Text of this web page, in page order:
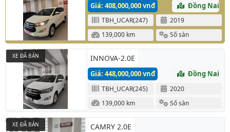
Giá: 408,000,000 vnđ Đồng Nai
TBH_UCAR(247)
2019
139,000 km
Số sàn
INNOVA-2.0E
Giá: 448,000,000 vnđ Đồng Nai
TBH_UCAR(245)
2020
139,000 km
Số sàn
XE ĐÃ BÁN
CAMRY 2.0E
XE ĐÃ BÁN